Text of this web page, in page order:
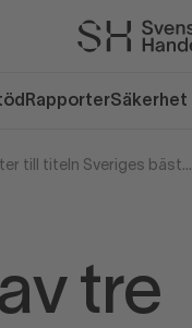
RapporterSäkerhet
Falkenberg en av tre finalister till titeln Sveriges bästa handelskommun
tre